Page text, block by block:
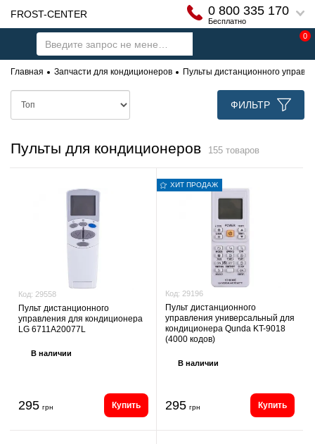
FROST-CENTER 0 800 335 170
Бесплатно
0
Главная Запчасти для кондиционеров Пульты дистанционного
ФИЛЬТР
Пульты для кондиционеров 155 товаров
Код: 29558
Пульт дистанционного
управления для кондиционера
LG 6711A20077L
В наличии
295 грн Купить
Код: 29196
Пульт дистанционного
управления универсальный для
кондиционера Qunda KT-9018
(4000 кодов)
ХИТ ПРОДАЖ
В наличии
295 грн Купить